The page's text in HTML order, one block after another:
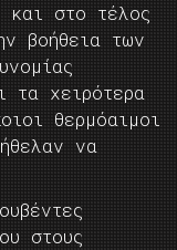
στο τέλος
βοήθεια των
τα χειρότερα
θερμόαιμοι
να
στους